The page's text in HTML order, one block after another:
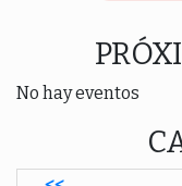
No hay eventos